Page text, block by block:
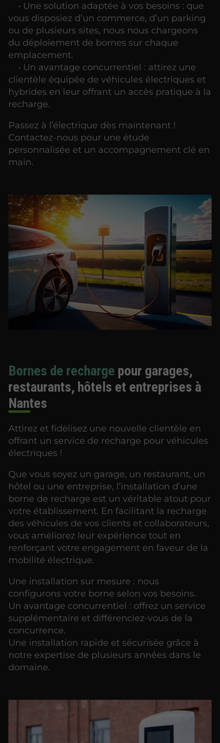
• Une solution adaptée à vos besoins : que
vous disposiez d’un commerce, d’un parking
ou de plusieurs sites, nous nous chargeons
du déploiement de bornes sur chaque
emplacement.
• Un avantage concurrentiel : attirez une
clientèle équipée de véhicules électriques et
hybrides en leur offrant un accès pratique à la
recharge.
Passez à l’électrique dès maintenant !
Contactez-nous pour une étude
personnalisée et un accompagnement clé en
main.
Bornes de recharge pour garages,
restaurants, hôtels et entreprises à
Nantes
Attirez et fidélisez une nouvelle clientèle en
offrant un service de recharge pour véhicules
électriques !
Que vous soyez un garage, un restaurant, un
hôtel ou une entreprise, l’installation d’une
borne de recharge est un véritable atout pour
votre établissement. En facilitant la recharge
des véhicules de vos clients et collaborateurs,
vous améliorez leur expérience tout en
renforçant votre engagement en faveur de la
mobilité électrique.
Une installation sur mesure : nous
configurons votre borne selon vos besoins.
Un avantage concurrentiel : offrez un service
supplémentaire et différenciez-vous de la
concurrence.
Une installation rapide et sécurisée grâce à
notre expertise de plusieurs années dans le
domaine.